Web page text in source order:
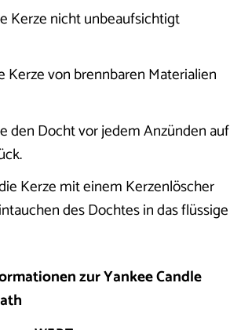
Kerze nicht unbeaufsichtigt
Kerze von brennbaren Materialien
den Docht vor jedem Anzünden auf
Kerze mit einem Kerzenlöscher
des Dochtes in das flüssige
zur Yankee Candle